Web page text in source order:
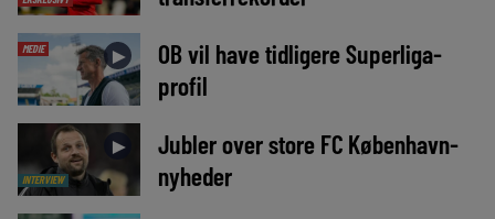
MEDIE ►
OB vil have tidligere Superliga-
profil
INTERVIEW
►
Jubler over store FC København-
nyheder